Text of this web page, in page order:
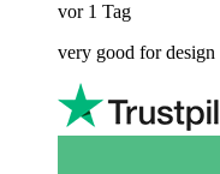
vor 1 Tag
very good for design